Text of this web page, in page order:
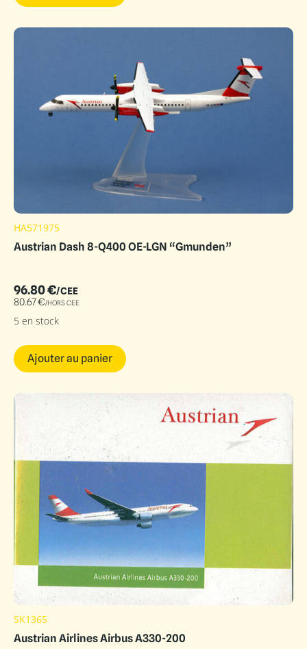
HA571975
Austrian Dash 8-Q400 OE-LGN “Gmunden”
96.80€/CEE
80.67€/HORS CEE
5 en stock
Ajouter au panier
SK1365
Austrian Airlines Airbus A330-200